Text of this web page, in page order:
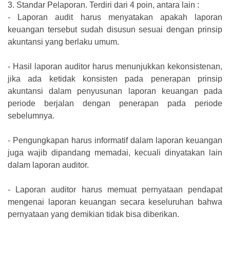
3. Standar Pelaporan. Terdiri dari 4 poin, antara lain :
-
Laporan audit harus menyatakan apakah laporan
keuangan tersebut sudah disusun sesuai dengan prinsip
akuntansi yang berlaku umum.
- Hasil laporan auditor harus menunjukkan kekonsistenan,
jika ada ketidak konsisten pada penerapan prinsip
akuntansi dalam penyusunan laporan keuangan pada
periode berjalan dengan penerapan pada periode
sebelumnya.
- Pengungkapan harus informatif dalam laporan keuangan
juga wajib dipandang memadai, kecuali dinyatakan lain
dalam laporan auditor.
-
Laporan auditor harus memuat pernyataan pendapat
mengenai laporan keuangan secara keseluruhan bahwa
pernyataan yang demikian tidak bisa diberikan.